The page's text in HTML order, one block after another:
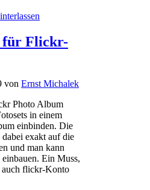
für Flickr-
von Ernst Michalek
Photo Album
in einem
einbinden. Die
exakt auf die
und man kann
Ein Muss,
auch flickr-Konto